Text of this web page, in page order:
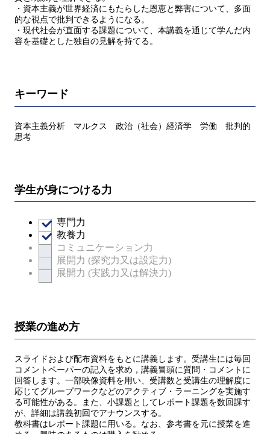
・資本主義が世界経済にもたらした恩恵と弊害について、多面
的な視点で批判できるようになる。
・現代社会が直面する課題について、本講義を通じて学んだ内
容を基礎とした独自の見解を持てる。
キーワード
資本主義分析 マルクス 政治（社会）経済学 労働 批判的
思考
学生が身につける力
専門力
教養力
コミュニケーション力
展開力 (探究力又は設定力)
展開力 (実践力又は解決力)
授業の進め方
スライドおよび配布資料をもとに講義します。受講生には毎回
コメントペーパーの記入を求め，講義冒頭に質問・コメントに
回答します。一部映像資料を用い、受講数と受講生の理解度に
応じてグループワークなどのアクティブ・ラーニングを実施す
る可能性がある。また、小課題としてレポート課題を数回課す
が、詳細は講義初回でアナウンスする。
教科書はレポート課題に用いる。なお、参考書を元に授業を進